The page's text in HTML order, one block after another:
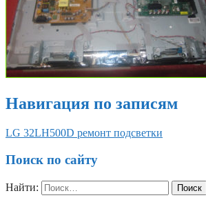
Навигация по записям
LG 32LH500D ремонт подсветки
Поиск по сайту
Найти: